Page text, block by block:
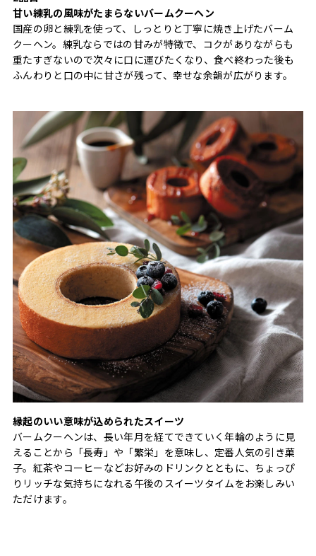
甘い練乳の風味がたまらないバームクーヘン
国産の卵と練乳を使って、しっとりと丁寧に焼き上げたバーム
クーヘン。練乳ならではの甘みが特徴で、コクがありながらも
重たすぎないので次々に口に運びたくなり、食べ終わった後も
ふんわりと口の中に甘さが残って、幸せな余韻が広がります。
縁起のいい意味が込められたスイーツ
バームクーヘンは、長い年月を経てできていく年輪のように見
えることから「長寿」や「繁栄」を意味し、定番人気の引き菓
子。紅茶やコーヒーなどお好みのドリンクとともに、ちょっぴ
りリッチな気持ちになれる午後のスイーツタイムをお楽しみい
ただけます。